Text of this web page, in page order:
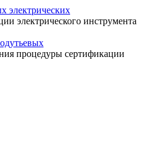
электрических
электрического инструмента
процедуры сертификации